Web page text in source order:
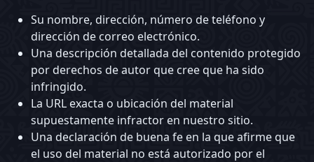
Su nombre, dirección, número de teléfono y
dirección de correo electrónico.
Una descripción detallada del contenido protegido
por derechos de autor que cree que ha sido
infringido.
La URL exacta o ubicación del material
supuestamente infractor en nuestro sitio.
Una declaración de buena fe en la que afirme que
el uso del material no está autorizado por el